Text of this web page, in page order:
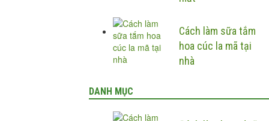
Cách làm sữa tắm
hoa cúc la mã tại
nhà
DANH MỤC